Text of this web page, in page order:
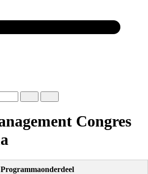
Congres
Programmaonderdeel